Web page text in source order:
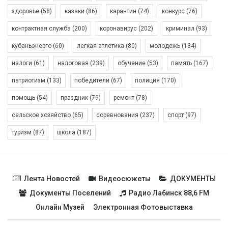
здоровье (58) казаки (86) карантин (74) конкурс (76)
контрактная служба (200) коронавирус (202) криминал (93)
кубаньэнерго (60) легкая атлетика (80) молодежь (184)
налоги (61) налоговая (239) обучение (53) память (167)
патриотизм (133) победители (67) полиция (170)
помощь (54) праздник (79) ремонт (78)
сельское хозяйство (65) соревнования (237) спорт (97)
туризм (87) школа (187)
Лента Новостей Видеосюжеты
ДОКУМЕНТЫ
Документы Поселений
Радио Лабинск 88,6 FM
Онлайн Музей
Электронная Фотовыставка